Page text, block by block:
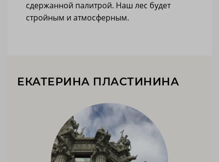
сдержанной палитрой. Наш лес будет
стройным и атмосферным.
ЕКАТЕРИНА ПЛАСТИНИНА